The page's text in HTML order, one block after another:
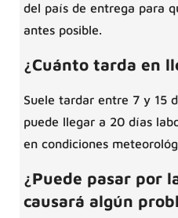
del país de entrega para
antes posible.
¿Cuánto tarda en
Suele tardar entre 7 y 15
puede llegar a 20 días
en condiciones
¿Puede pasar por
causará algún